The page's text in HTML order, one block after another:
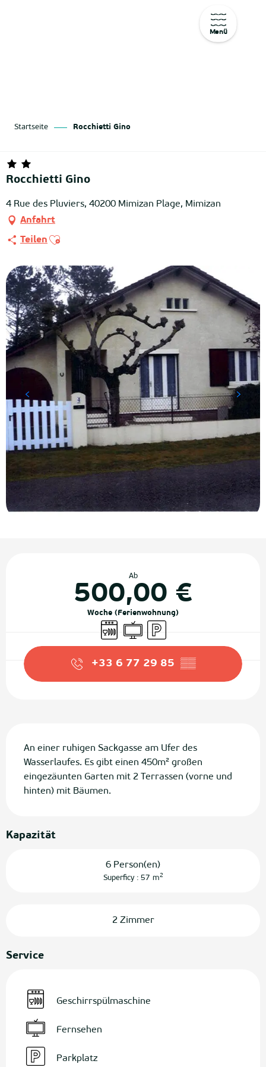
Menü
Startseite Rocchietti Gino
Rocchietti Gino
4 Rue des Pluviers, 40200 Mimizan Plage, Mimizan
Anfahrt
Teilen Ajouter aux favoris
Ab
500,00 €
Woche (Ferienwohnung)
Geschirrspülmaschine
Fernsehen
Parkplatz
+33 6 77 29 85 ▒▒
An einer ruhigen Sackgasse am Ufer des
Wasserlaufes. Es gibt einen 450m² großen
eingezäunten Garten mit 2 Terrassen (vorne und
hinten) mit Bäumen.
Kapazität
6 Person(en)
Superficy : 57 m2
2 Zimmer
Service
Geschirrspülmaschine
Fernsehen
Parkplatz